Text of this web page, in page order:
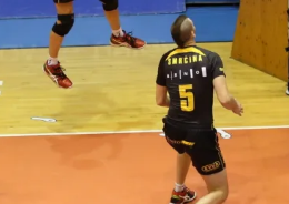
Futsal
Gymnastika